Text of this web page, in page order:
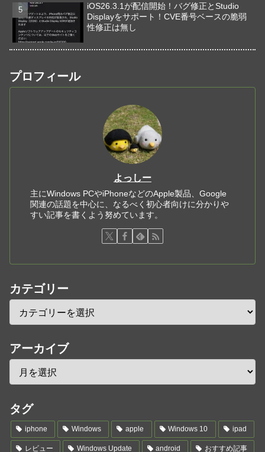
iOS26.3.1が配信開始！バグ修正とStudio
Displayをサポート！CVE番号ベースの脆弱
性修正は無し
プロフィール
よっしー
主にWindows PCやiPhoneなどのApple製品、Google
関連の話題を中心に、なるべく初心者向けに分かりや
すい記事を書くよう努めています。
カテゴリー
アーカイブ
タグ
iphone Windows apple Windows 10 ipad
レビュー Windows Update android おすすめ記事